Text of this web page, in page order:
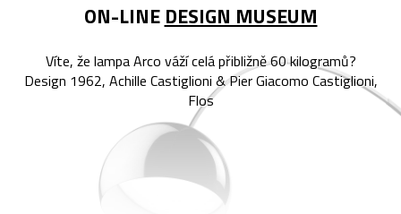
ON-LINE DESIGN MUSEUM
Víte, že lampa Arco váží celá přibližně 60 kilogramů?
Design 1962, Achille Castiglioni & Pier Giacomo Castiglioni,
Flos